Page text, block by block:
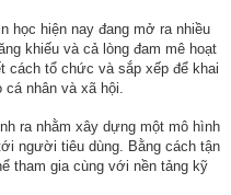
học hiện nay đang mở ra nhiều
khiếu và cả lòng đam mê hoạt
cách tổ chức và sắp xếp để khai
nhân và xã hội.
ra nhằm xây dựng một mô hình
người tiêu dùng. Bằng cách tận
tham gia cùng với nền tảng kỹ